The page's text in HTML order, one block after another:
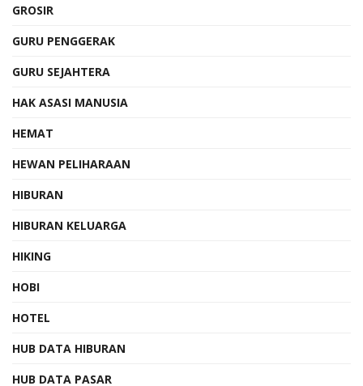
GROSIR
GURU PENGGERAK
GURU SEJAHTERA
HAK ASASI MANUSIA
HEMAT
HEWAN PELIHARAAN
HIBURAN
HIBURAN KELUARGA
HIKING
HOBI
HOTEL
HUB DATA HIBURAN
HUB DATA PASAR